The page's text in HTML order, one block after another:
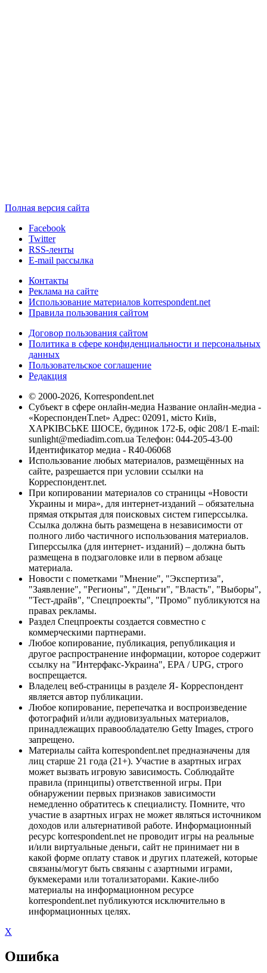
Полная версия сайта
Facebook
Twitter
RSS-ленты
E-mail рассылка
Контакты
Реклама на сайте
Использование материалов korrespondent.net
Правила пользования сайтом
Договор пользования сайтом
Политика в сфере конфиденциальности и персональных
данных
Пользовательское соглашение
Редакция
© 2000-2026, Korrespondent.net
Субъект в сфере онлайн-медиа Название онлайн-медиа -
«КореспонденТ.net» Адрес: 02091, місто Київ,
ХАРКІВСЬКЕ ШОСЕ, будинок 172-Б, офіс 208/1 E-mail:
sunlight@mediadim.com.ua Телефон: 044-205-43-00
Идентификатор медиа - R40-06068
Использование любых материалов, размещённых на
сайте, разрешается при условии ссылки на
Корреспондент.net.
При копировании материалов со страницы «Новости
Украины и мира», для интернет-изданий – обязательна
прямая открытая для поисковых систем гиперссылка.
Ссылка должна быть размещена в независимости от
полного либо частичного использования материалов.
Гиперссылка (для интернет- изданий) – должна быть
размещена в подзаголовке или в первом абзаце
материала.
Новости с пометками "Мнение", "Экспертиза",
"Заявление", "Регионы", "Деньги", "Власть", "Выборы",
"Тест-драйв", "Спецпроекты", "Промо" публикуются на
правах рекламы.
Раздел Спецпроекты создается совместно с
коммерческими партнерами.
Любое копирование, публикация, републикация и
другое распространение информации, которое содержит
ссылку на "Интерфакс-Украина", EPA / UPG, строго
воспрещается.
Владелец веб-страницы в разделе Я- Корреспондент
является автор публикации.
Любое копирование, перепечатка и воспроизведение
фотографий и/или аудиовизуальных материалов,
принадлежащих правообладателю Getty Images, строго
запрещено.
Материалы сайта korrespondent.net предназначены для
лиц старше 21 года (21+). Участие в азартных играх
может вызвать игровую зависимость. Соблюдайте
правила (принципы) ответственной игры. При
обнаружении первых признаков зависимости
немедленно обратитесь к специалисту. Помните, что
участие в азартных играх не может являться источником
доходов или альтернативой работе. Информационный
ресурс korrespondent.net не проводит игры на реальные
и/или виртуальные деньги, сайт не принимает ни в
какой форме оплату ставок и других платежей, которые
связаны/могут быть связаны с азартными играми,
букмекерами или тотализаторами. Какие-либо
материалы на информационном ресурсе
korrespondent.net публикуются исключительно в
информационных целях.
X
Ошибка